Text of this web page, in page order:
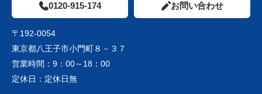
0120-915-174 お問い合わせ
〒192-0054
東京都八王子市小門町８－３７
営業時間： 9：00～18：00
定休日： 定休日無